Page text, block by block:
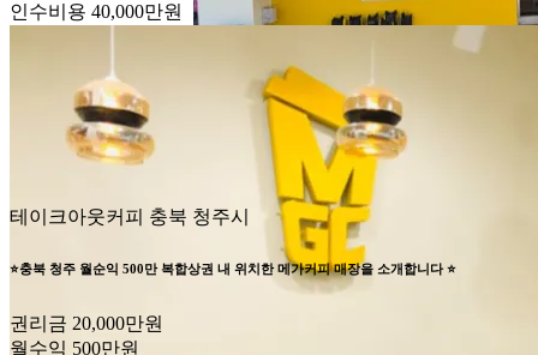
인수비용 40,000만원
테이크아웃커피 충북 청주시
⭐충북 청주 월순익 500만 복합상권 내 위치한 메가커피 매장을 소개합니다 ⭐
권리금 20,000만원
월수익 500만원